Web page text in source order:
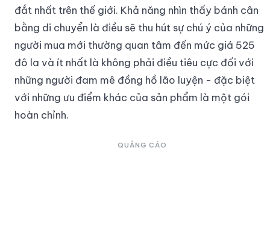
đắt nhất trên thế giới. Khả năng nhìn thấy bánh cân
bằng di chuyển là điều sẽ thu hút sự chú ý của những
người mua mới thường quan tâm đến mức giá 525
đô la và ít nhất là không phải điều tiêu cực đối với
những người đam mê đồng hồ lão luyện - đặc biệt
với những ưu điểm khác của sản phẩm là một gói
hoàn chỉnh.
QUẢNG CÁO